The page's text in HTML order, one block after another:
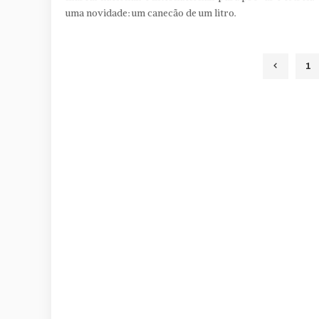
uma novidade: um canecão de um litro.
1